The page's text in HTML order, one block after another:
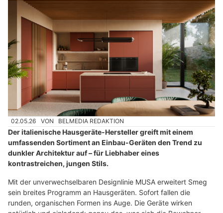
02.05.26 VON BELMEDIA REDAKTION
Der italienische Hausgeräte-Hersteller greift mit einem
umfassenden Sortiment an Einbau-Geräten den Trend zu
dunkler Architektur auf – für Liebhaber eines
kontrastreichen, jungen Stils.
Mit der unverwechselbaren Designlinie MUSA erweitert Smeg
sein breites Programm an Hausgeräten. Sofort fallen die
runden, organischen Formen ins Auge. Die Geräte wirken